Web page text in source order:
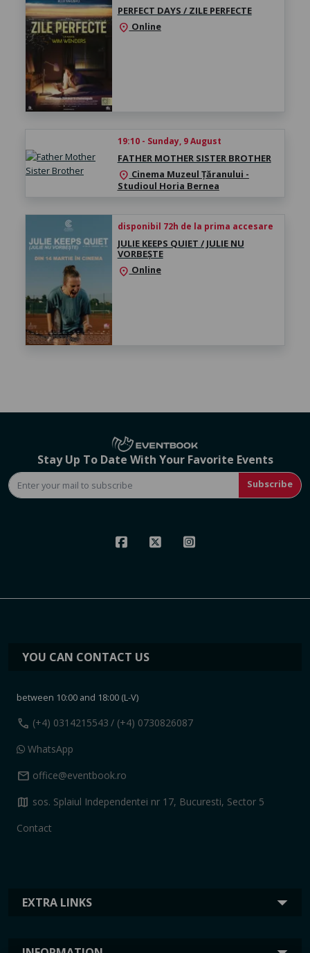
PERFECT DAYS / ZILE PERFECTE
location_on Online
19:10 - Sunday, 9 August
FATHER MOTHER SISTER BROTHER
location_on Cinema Muzeul Țăranului -
Studioul Horia Bernea
disponibil 72h de la prima accesare
JULIE KEEPS QUIET / JULIE NU
VORBEȘTE
location_on Online
Stay Up To Date With Your Favorite Events
Subscribe
EXTRA LINKS
YOU CAN CONTACT US
between 10:00 and 18:00 (L-V)
call (+4) 0314215543 / (+4) 0730826087
WhatsApp
mail office@eventbook.ro
map sos. Splaiul Independentei nr 17, Bucuresti, Sector 5
Contact